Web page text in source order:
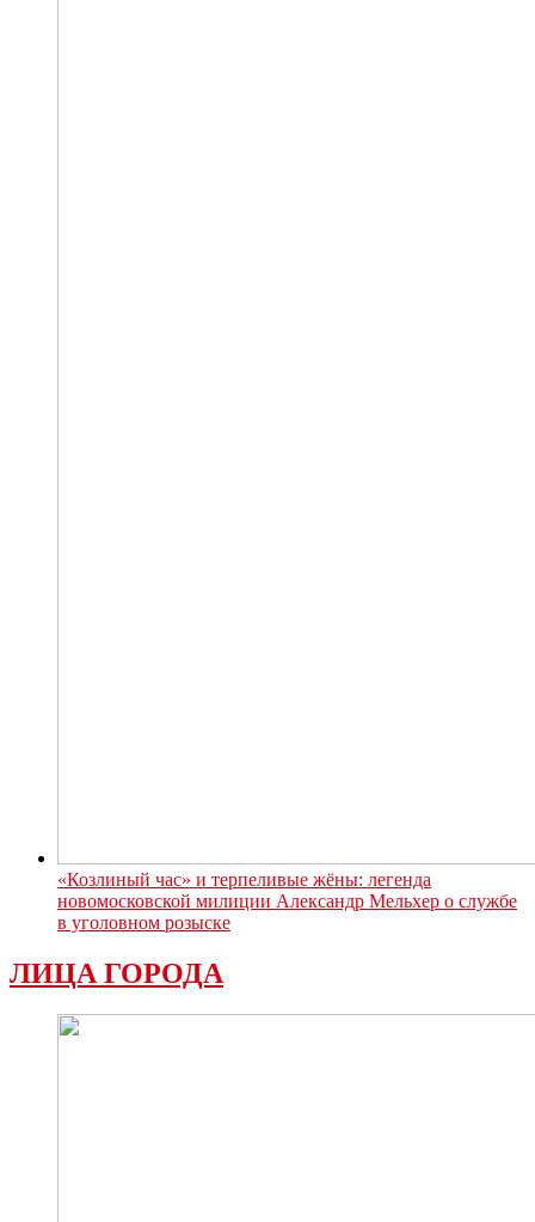
«Козлиный час» и терпеливые жёны: легенда
новомосковской милиции Александр Мельхер о службе
в уголовном розыске
ЛИЦА ГОРОДА